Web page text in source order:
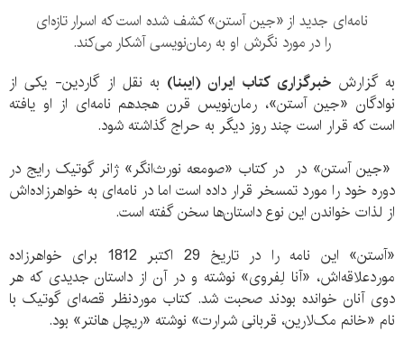
نامه‌ای جدید از «جین آستن» کشف شده است که اسرار تازه‌ای
را در مورد نگرش او به رمان‌نویسی آشکار می‌کند.
به گزارشخبرگزاری کتاب ایران (ایبنا) به نقل از گاردین- یکی از
نوادگان «جین آستن»، رمان‌نویس قرن هجدهم نامه‌ای از او یافته
است که قرار است چند روز دیگر به حراج گذاشته شود.
«جین آستن» در در کتاب «صومعه نورث‌انگر» ژانر گوتیک رایج در
دوره خود را مورد تمسخر قرار داده است اما در نامه‌ای به خواهرزاده‌اش
از لذات خواندن این نوع داستان‌ها سخن گفته است.
«آستن» این نامه را در تاریخ 29 اکتبر 1812 برای خواهرزاده
موردعلاقه‌اش، «آنا لِفروی» نوشته و در آن از داستان جدیدی که هر
دوی آنان خوانده بودند صحبت شد. کتاب موردنظر قصه‌ای گوتیک با
نام «خانم مک‌لارین، قربانی شرارت» نوشته «ریچل هانتر» بود.